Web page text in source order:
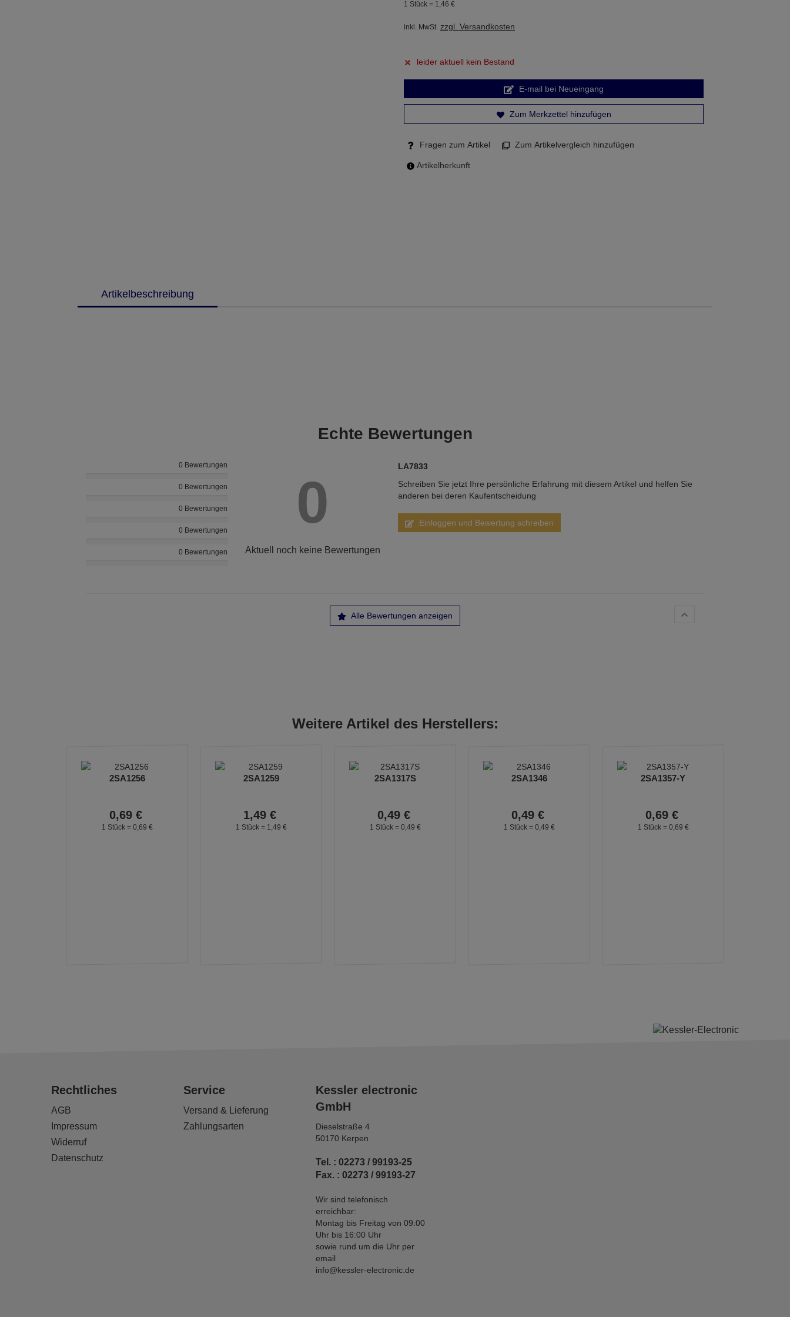
1 Stück = 1, 46 €
inkl. MwSt. zzgl. Versandkosten
leider aktuell kein Bestand
E-mail bei Neueingang
Zum Merkzettel hinzufügen
Fragen zum Artikel Zum Artikelvergleich hinzufügen
Artikelherkunft
Artikelbeschreibung
Echte Bewertungen
0 Bewertungen
0 Bewertungen
0 Bewertungen
0 Bewertungen
0 Bewertungen
0
Aktuell noch keine Bewertungen
LA7833
Schreiben Sie jetzt Ihre persönliche Erfahrung mit diesem Artikel und helfen Sie
anderen bei deren Kaufentscheidung
Einloggen und Bewertung schreiben
Alle Bewertungen anzeigen
Weitere Artikel des Herstellers:
2SA1256
0,69 €
1 Stück = 0, 69 €
2SA1259
1,49 €
1 Stück = 1, 49 €
2SA1317S
0,49 €
1 Stück = 0, 49 €
2SA1346
0,49 €
1 Stück = 0, 49 €
2SA1357-Y
0,69 €
1 Stück = 0, 69 €
Rechtliches
AGB
Impressum
Widerruf
Datenschutz
Service
Versand & Lieferung
Zahlungsarten
Kessler electronic
GmbH
Dieselstraße 4
50170 Kerpen
Tel. : 02273 / 99193-25
Fax. : 02273 / 99193-27
Wir sind telefonisch
erreichbar:
Montag bis Freitag von 09:00
Uhr bis 16:00 Uhr
sowie rund um die Uhr per
email
info@kessler-electronic.de